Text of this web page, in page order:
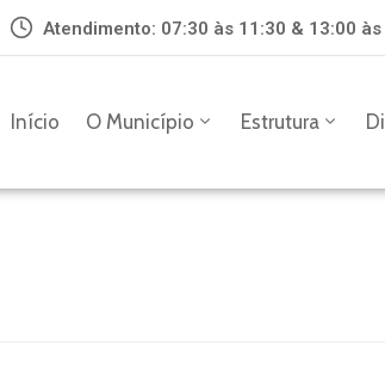
Atendimento: 07:30 às 11:30 & 13:00 às
Início O Município Estrutura